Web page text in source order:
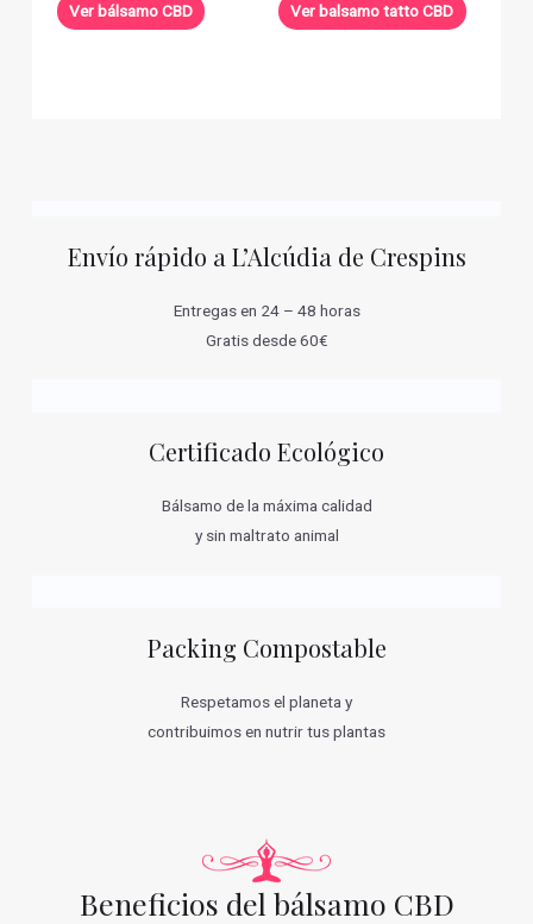
Ver bálsamo CBD Ver balsamo tatto CBD
Envío rápido a L’Alcúdia de Crespins
Entregas en 24 – 48 horas
Gratis desde 60€
Certificado Ecológico
Bálsamo de la máxima calidad
y sin maltrato animal
Packing Compostable
Respetamos el planeta y
contribuimos en nutrir tus plantas
Beneficios del bálsamo CBD